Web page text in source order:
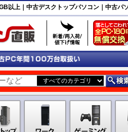
以上｜中古デスクトップパソコン｜中古パ